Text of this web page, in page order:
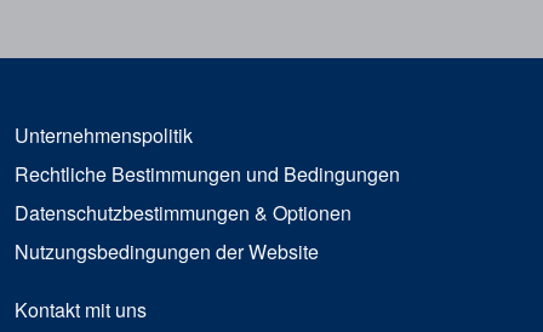
Unternehmenspolitik
Rechtliche Bestimmungen und Bedingungen
Datenschutzbestimmungen & Optionen
Nutzungsbedingungen der Website
Kontakt mit uns